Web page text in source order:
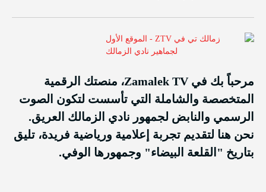
مرحباً بك في Zamalek TV، منصتك الرقمية
المتخصصة والشاملة التي تأسست لتكون الصوت
الرسمي والنابض لجمهور نادي الزمالك العريق.
نحن هنا لتقديم تجربة إعلامية ورياضية فريدة، تليق
بتاريخ "القلعة البيضاء" وجمهورها الوفي.